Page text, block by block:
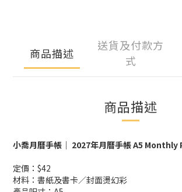
商品描述
送貨及付款方
式
商品描述
小喬月曆手帳｜ 2027年月曆手帳 A5
定價：$42
材料：書紙及書卡／封面燙幻彩